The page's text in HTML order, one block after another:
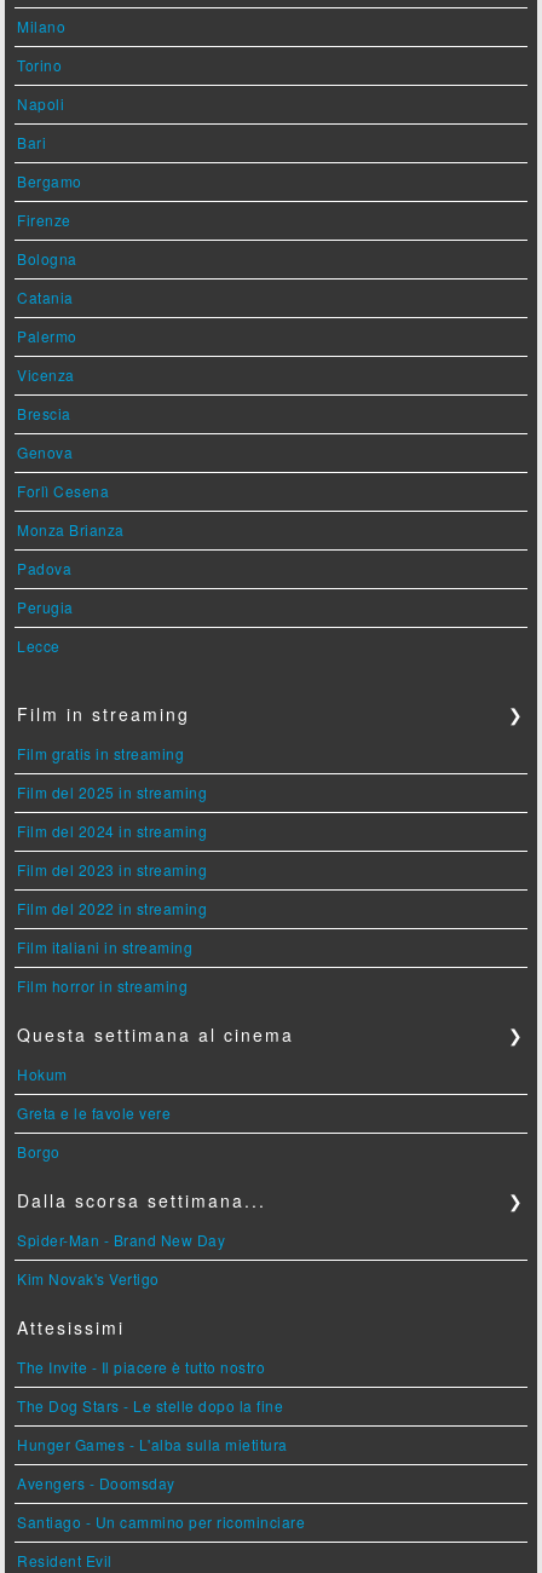
Milano
Torino
Napoli
Bari
Bergamo
Firenze
Bologna
Catania
Palermo
Vicenza
Brescia
Genova
Forlì Cesena
Monza Brianza
Padova
Perugia
Lecce
Film in streaming ❯
Film gratis in streaming
Film del 2025 in streaming
Film del 2024 in streaming
Film del 2023 in streaming
Film del 2022 in streaming
Film italiani in streaming
Film horror in streaming
Questa settimana al cinema ❯
Hokum
Greta e le favole vere
Borgo
Dalla scorsa settimana... ❯
Spider-Man - Brand New Day
Kim Novak's Vertigo
Attesissimi
The Invite - Il piacere è tutto nostro
The Dog Stars - Le stelle dopo la fine
Hunger Games - L'alba sulla mietitura
Avengers - Doomsday
Santiago - Un cammino per ricominciare
Resident Evil